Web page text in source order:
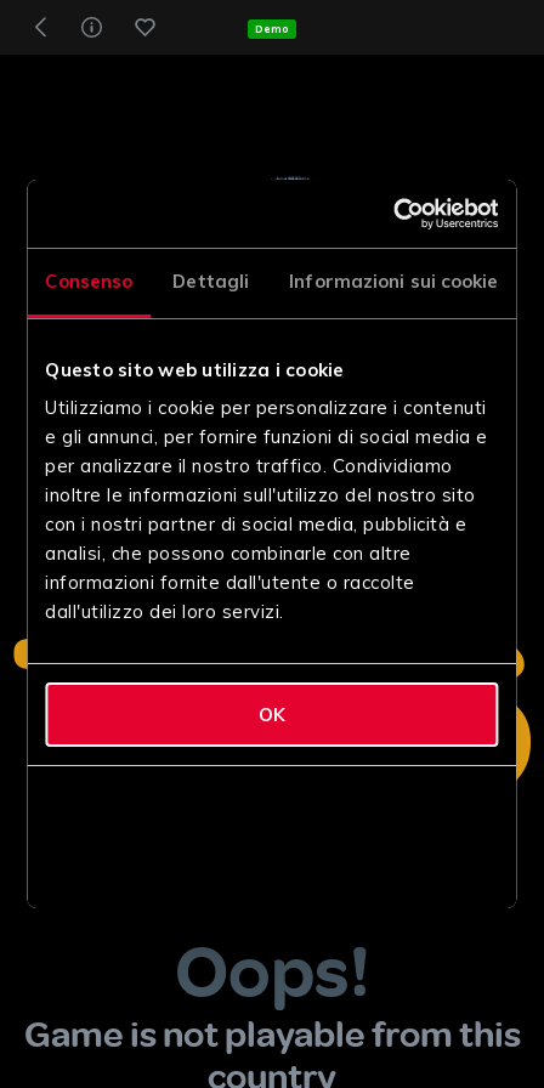
Consenso Dettagli Informazioni sui cookie
Questo sito web utilizza i cookie
Utilizziamo i cookie per personalizzare i contenuti
e gli annunci, per fornire funzioni di social media e
per analizzare il nostro traffico. Condividiamo
inoltre le informazioni sull'utilizzo del nostro sito
con i nostri partner di social media, pubblicità e
analisi, che possono combinarle con altre
informazioni fornite dall'utente o raccolte
dall'utilizzo dei loro servizi.
OK
Demo